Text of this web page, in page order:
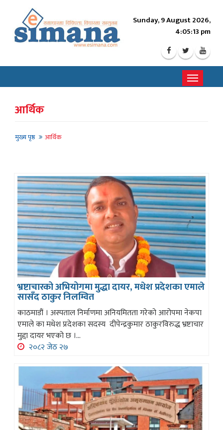
Sunday, 9 August 2026,
4:05:15 pm
Toggle
आर्थिक
मुख्य पृष्ठ आर्थिक
भ्रष्टाचारको अभियोगमा मुद्धा दायर, मधेश प्रदेशका एमाले
सासँद ठाकुर निलम्वित
काठमाडौं । अस्पताल निर्माणमा अनियमितता गरेको आरोपमा नेकपा
एमाले का मधेश प्रदेशका सदस्य दीपेन्द्रकुमार ठाकुरविरुद्ध भ्रष्टाचार
मुद्दा दायर भएको छ ।...
२०८२ जेठ २७